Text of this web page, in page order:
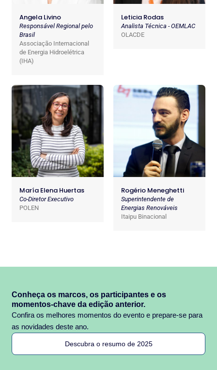
Angela Livino
Responsável Regional pelo
Brasil
Associação Internacional
de Energia Hidroelétrica
(IHA)
Leticia Rodas
Analista Técnica - OEMLAC
OLACDE
María Elena Huertas
Co-Diretor Executivo
POLEN
Rogério Meneghetti
Superintendente de
Energias Renováveis
Itaipu Binacional
Conheça os marcos, os participantes e os
momentos-chave da edição anterior.
Confira os melhores momentos do evento e prepare-se para
as novidades deste ano.
Descubra o resumo de 2025